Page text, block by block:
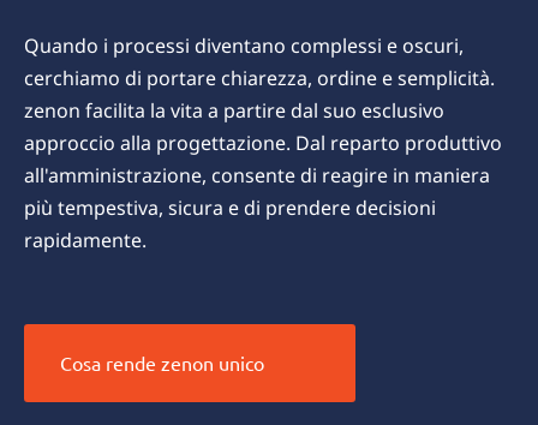
Quando i processi diventano complessi e oscuri,
cerchiamo di portare chiarezza, ordine e semplicità.
zenon facilita la vita a partire dal suo esclusivo
approccio alla progettazione. Dal reparto produttivo
all'amministrazione, consente di reagire in maniera
più tempestiva, sicura e di prendere decisioni
rapidamente.
Cosa rende zenon unico